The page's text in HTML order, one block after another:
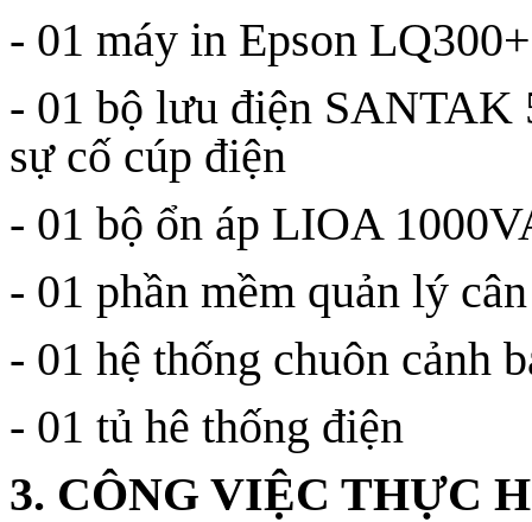
- 01 máy in Epson
- 01 bộ lưu điện SANTAK
sự cố cúp điện
- 01 bộ ổn áp LIOA
- 01 phần mềm quản lý
- 01 hệ thống chuôn cảnh
- 01 tủ hê thống điện
3. CÔNG VIỆC THỰC